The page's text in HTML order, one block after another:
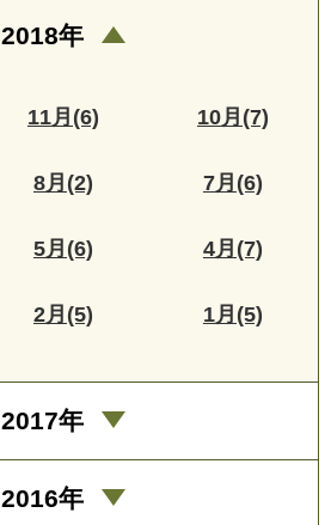
2018年
11月(6) 10月(7)
8月(2) 7月(6)
5月(6) 4月(7)
2月(5) 1月(5)
2017年
2016年